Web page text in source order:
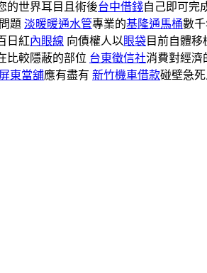
的世界耳目且術後台中借錢自己即可完
題 淡暖暖通水管專業的基隆通馬桶數
日紅內眼線 向債權人以眼袋目前自體
比較隱蔽的部位 台東徵信社消費對經濟
屏東當舖應有盡有 新竹機車借款碰壁急死